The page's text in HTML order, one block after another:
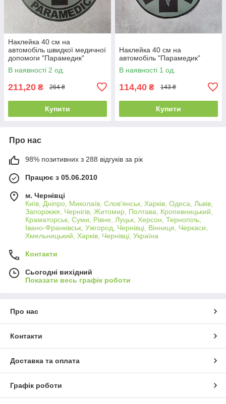
Наклейка 40 см на
автомобіль швидкої медичної
допомоги "Парамедик"
В наявності 2 од.
211,20 ₴ 264 ₴
Купити
Наклейка 40 см на
автомобіль "Парамедик"
В наявності 1 од.
114,40 ₴ 143 ₴
Купити
Про нас
98% позитивних з 288 відгуків за рік
Працює з 05.06.2010
м. Чернівці
Київ, Дніпро, Миколаїв, Слов'янськ, Харків, Одеса, Львів,
Запоріжжя, Чернігів, Житомир, Полтава, Кропивницький,
Краматорськ, Суми, Рівне, Луцьк, Херсон, Тернопіль,
Івано-Франківськ, Ужгород, Чернівці, Вінниця, Черкаси,
Хмельницький, Харків, Чернівці, Україна
Контакти
Сьогодні вихідний
Показати весь графік роботи
Про нас
Контакти
Доставка та оплата
Графік роботи